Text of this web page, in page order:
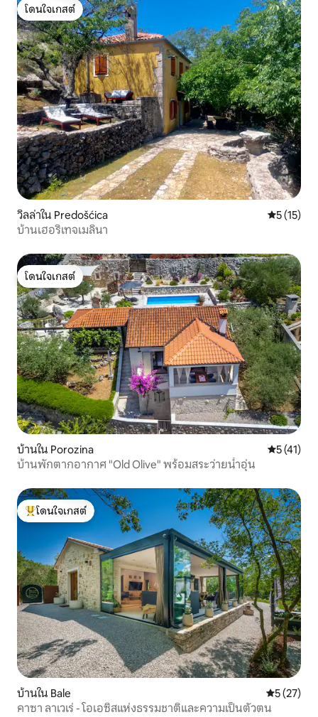
โดนใจเกสต์
โดนใจเกสต์
วิลล่าใน Predošćica คะแนนเฉลี่
5 (15)
บ้านเฮอริเทจเมลินา
โดนใจเกสต์
โดนใจเกสต์
บ้านใน Porozina คะแนนเฉ
5 (41)
บ้านพักตากอากาศ "Old Olive" พร้อมสระว่ายน้ำอุ่น
โดนใจเกสต์ที่สุด
โดนใจเกสต์
บ้านใน Bale คะแนนเฉลี่
5 (27)
คาซา ลาเวเร่ - โอเอซิสแห่งธรรมชาติและความเป็นตัวตน